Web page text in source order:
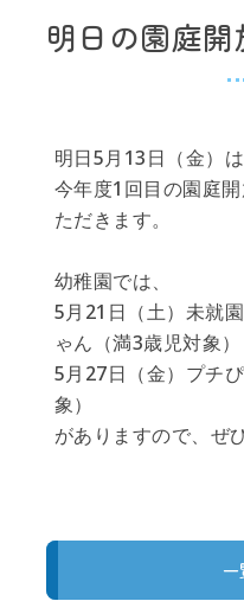
明日の園庭
明日5月13日（金）
今年度1回目の園庭
ただきます。
幼稚園では、
5月21日（土）未就
ゃん（満3歳児対象）
5月27日（金）プチ
象）
がありますので、ぜ
一